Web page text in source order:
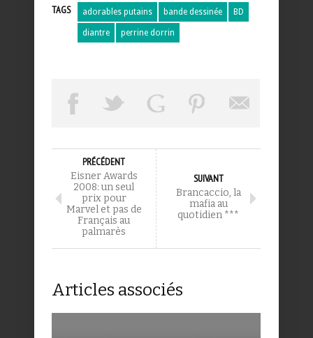
TAGS adorables putains bande dessinée BD
diantre perrine dorrin
PRÉCÉDENT
Eisner Awards
2008: un seul
prix pour
Marvel et pas de
Français au
palmarès
SUIVANT
Brancaccio, la
mafia au
quotidien ***
Articles associés